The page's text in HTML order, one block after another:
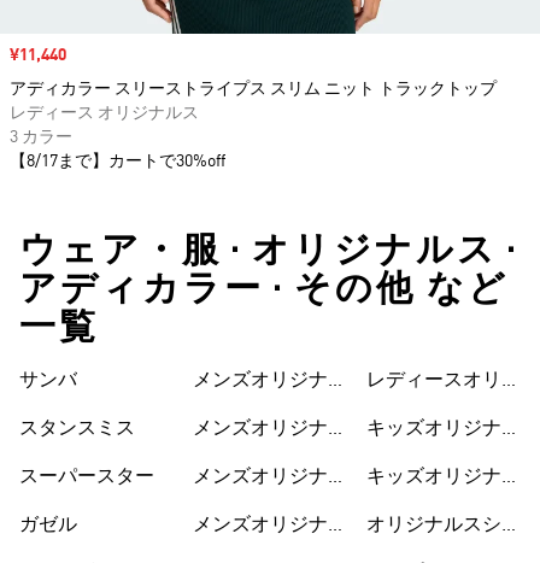
セール価格
¥11,440
アディカラー スリーストライプス スリム ニット トラックトップ
レディース オリジナルス
3 カラー
【8/17まで】カートで30%off
ウェア・服 • オリジナルス •
アディカラー • その他 など
一覧
サンバ
スタンスミス
スーパースター
ガゼル
メンズオリジナル
メンズオリジナル
メンズオリジナル
メンズオリジナル
レディースオリジ
キッズオリジナル
キッズオリジナル
オリジナルスシュ